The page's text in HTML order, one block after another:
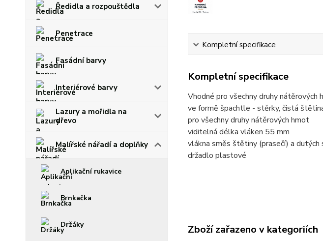
Ředidla a rozpouštědla
Penetrace
Fasádní barvy
Interiérové barvy
Lazury a mořidla na
dřevo
Malířské nářadí a doplňky
Aplikační rukavice
Brnkačka
Držáky
Kompletní specifikace
Kompletní specifikace
Vhodné pro všechny druhy
ve formě špachtle - stěrky, čistá
pro všechny druhy nátěrových hmot
viditelná délka vláken 55 mm
vlákna směs štětiny (prasečí) a
držadlo plastové
Zboží zařazeno v kategoriích